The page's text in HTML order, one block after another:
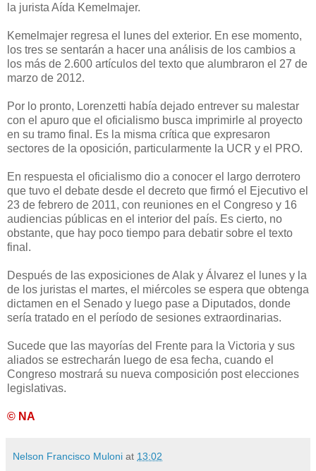
la jurista Aída Kemelmajer.
Kemelmajer regresa el lunes del exterior. En ese momento,
los tres se sentarán a hacer una análisis de los cambios a
los más de 2.600 artículos del texto que alumbraron el 27 de
marzo de 2012.
Por lo pronto, Lorenzetti había dejado entrever su malestar
con el apuro que el oficialismo busca imprimirle al proyecto
en su tramo final. Es la misma crítica que expresaron
sectores de la oposición, particularmente la UCR y el PRO.
En respuesta el oficialismo dio a conocer el largo derrotero
que tuvo el debate desde el decreto que firmó el Ejecutivo el
23 de febrero de 2011, con reuniones en el Congreso y 16
audiencias públicas en el interior del país. Es cierto, no
obstante, que hay poco tiempo para debatir sobre el texto
final.
Después de las exposiciones de Alak y Álvarez el lunes y la
de los juristas el martes, el miércoles se espera que obtenga
dictamen en el Senado y luego pase a Diputados, donde
sería tratado en el período de sesiones extraordinarias.
Sucede que las mayorías del Frente para la Victoria y sus
aliados se estrecharán luego de esa fecha, cuando el
Congreso mostrará su nueva composición post elecciones
legislativas.
© NA
Nelson Francisco Muloni at 13:02